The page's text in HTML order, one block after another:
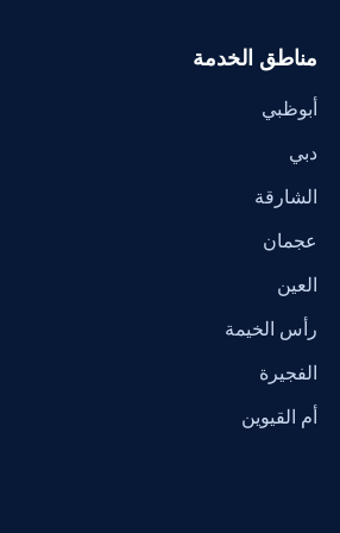
مناطق الخدمة
أبوظبي
دبي
الشارقة
عجمان
العين
رأس الخيمة
الفجيرة
أم القيوين